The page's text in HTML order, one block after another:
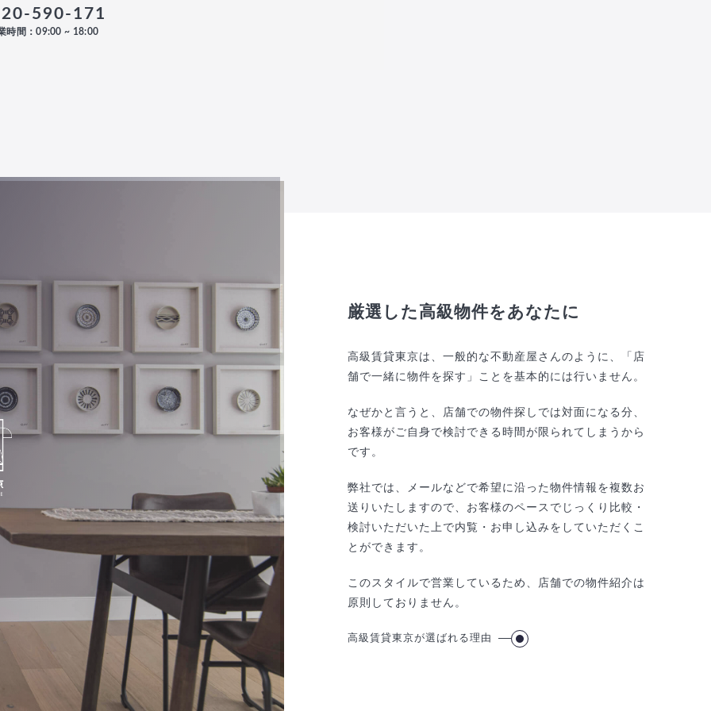
590-171
時間：09:00 ~ 18:00
厳選した高級物件をあなたに
高級賃貸東京は、一般的な不動産屋さんのように、「店
舗で一緒に物件を探す」ことを基本的には行いません。
なぜかと言うと、店舗での物件探しでは対面になる分、
お客様がご自身で検討できる時間が限られてしまうから
です。
弊社では、メールなどで希望に沿った物件情報を複数お
送りいたしますので、お客様のペースでじっくり比較・
検討いただいた上で内覧・お申し込みをしていただくこ
とができます。
このスタイルで営業しているため、店舗での物件紹介は
原則しておりません。
高級賃貸東京が選ばれる理由